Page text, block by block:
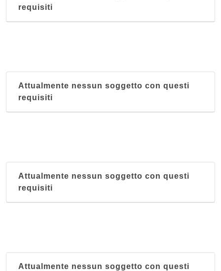
requisiti
Attualmente nessun soggetto con questi
requisiti
Attualmente nessun soggetto con questi
requisiti
Attualmente nessun soggetto con questi